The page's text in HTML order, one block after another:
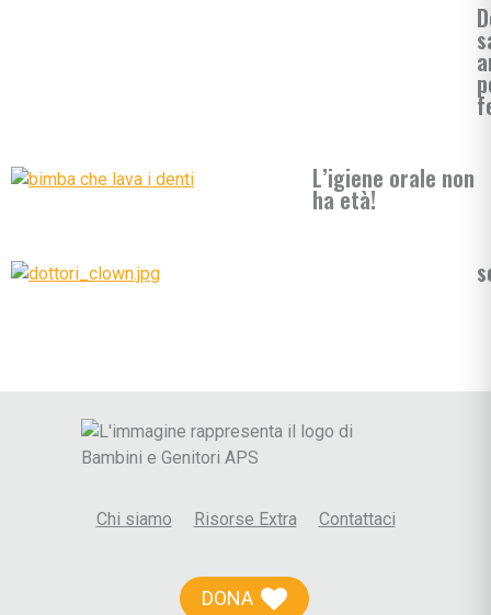
L’igiene orale non
ha età!
Chi siamo Risorse Extra Contattaci
DONA